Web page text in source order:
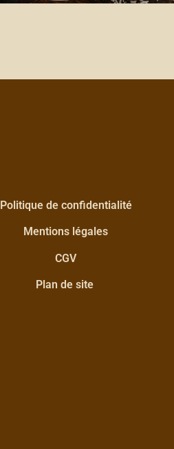
Politique de confidentialité
Mentions légales
CGV
Plan de site